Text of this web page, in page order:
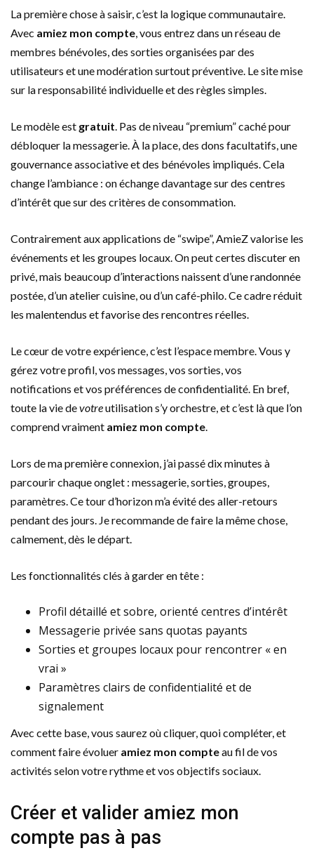
La première chose à saisir, c’est la logique communautaire.
Avec amiez mon compte, vous entrez dans un réseau de
membres bénévoles, des sorties organisées par des
utilisateurs et une modération surtout préventive. Le site mise
sur la responsabilité individuelle et des règles simples.
Le modèle est gratuit. Pas de niveau “premium” caché pour
débloquer la messagerie. À la place, des dons facultatifs, une
gouvernance associative et des bénévoles impliqués. Cela
change l’ambiance : on échange davantage sur des centres
d’intérêt que sur des critères de consommation.
Contrairement aux applications de “swipe”, AmieZ valorise les
événements et les groupes locaux. On peut certes discuter en
privé, mais beaucoup d’interactions naissent d’une randonnée
postée, d’un atelier cuisine, ou d’un café-philo. Ce cadre réduit
les malentendus et favorise des rencontres réelles.
Le cœur de votre expérience, c’est l’espace membre. Vous y
gérez votre profil, vos messages, vos sorties, vos
notifications et vos préférences de confidentialité. En bref,
toute la vie devotreutilisation s’y orchestre, et c’est là que l’on
comprend vraiment amiez mon compte.
Lors de ma première connexion, j’ai passé dix minutes à
parcourir chaque onglet : messagerie, sorties, groupes,
paramètres. Ce tour d’horizon m’a évité des aller-retours
pendant des jours. Je recommande de faire la même chose,
calmement, dès le départ.
Les fonctionnalités clés à garder en tête :
Profil détaillé et sobre, orienté centres d’intérêt
Messagerie privée sans quotas payants
Sorties et groupes locaux pour rencontrer « en
vrai »
Paramètres clairs de confidentialité et de
signalement
Avec cette base, vous saurez où cliquer, quoi compléter, et
comment faire évoluer amiez mon compteau fil de vos
activités selon votre rythme et vos objectifs sociaux.
Créer et valider amiez mon
compte pas à pas